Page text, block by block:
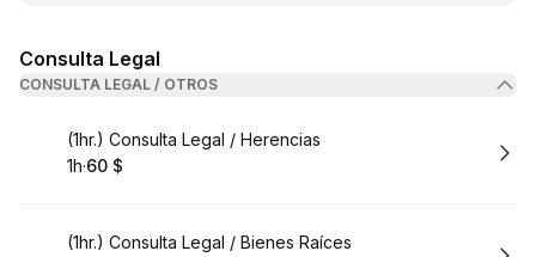
Consulta Legal
CONSULTA LEGAL / OTROS
Reservar
(1hr.) Consulta Legal / Herencias
.Duración
1h·
.Precio
60 $
Reservar
(1hr.) Consulta Legal / Bienes Raíces